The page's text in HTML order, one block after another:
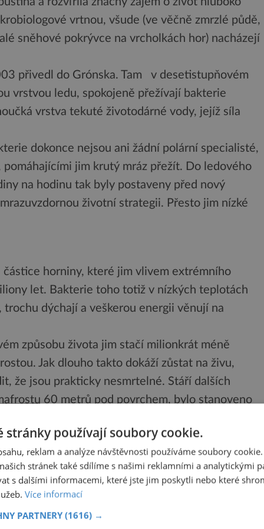
vrtnou, všude (ve věčně zmrzlé půdě,
sněhové pokrývce na vrcholkách hor) nacházejí
přivedl do Grónska. Tam v desetistupňovém
vrstvou ledu, spokojeně přežívají bakterie
vrstva tekuté životodárné vody, jejíž síla
dokonce nejsou ani žádní polární specialisté,
jim krutý mráz přežít. Do ledového
na hodinu tak byly postaveny před nový
životní strategii. Přesto jim nízké
horniny, které jim vlivem extrémního
let. Bakterie toho totiž v nízkých teplotách
dýchají a veškerou energii věnují na
způsobu života jim stačí milionkrát méně
Jak dlouho takto dokáží zůstat na živu,
že jsou prakticky nesmrtelné. Stáří dalších
60 metrů pod povrchem, bylo stanoveno
Sice za běžných podmínek bydlí „jen“ ve
že si dokáže poradit i s mnohem nižšími
strčili do tekutého dusíku. –196 oC
stránky používají soubory cookie.
reklam a analýze návštěvnosti používáme soubory
stránek také sdílíme s našimi reklamními a analytickými
s dalšími informacemi, které jste jim poskytli nebo které
Více informací
PARTNERY (1616) →